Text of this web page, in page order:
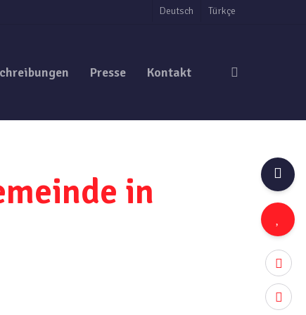
twitter
Deutsch Türkçe
Presse Kontakt
in